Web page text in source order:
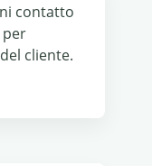
contatto
cliente.